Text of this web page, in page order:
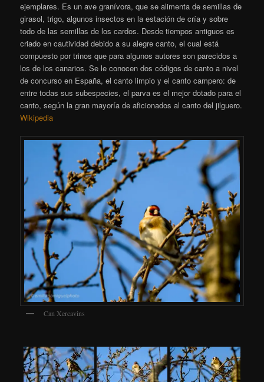
ejemplares. Es un ave granívora, que se alimenta de semillas de
girasol, trigo, algunos insectos en la estación de cría y sobre
todo de las semillas de los cardos. Desde tiempos antiguos es
criado en cautividad debido a su alegre canto, el cual está
compuesto por trinos que para algunos autores son parecidos a
los de los canarios. Se le conocen dos códigos de canto a nivel
de concurso en España, el canto limpio y el canto campero: de
entre todas sus subespecies, el parva es el mejor dotado para el
canto, según la gran mayoría de aficionados al canto del jilguero.
Wikipedia
Can Xercavins